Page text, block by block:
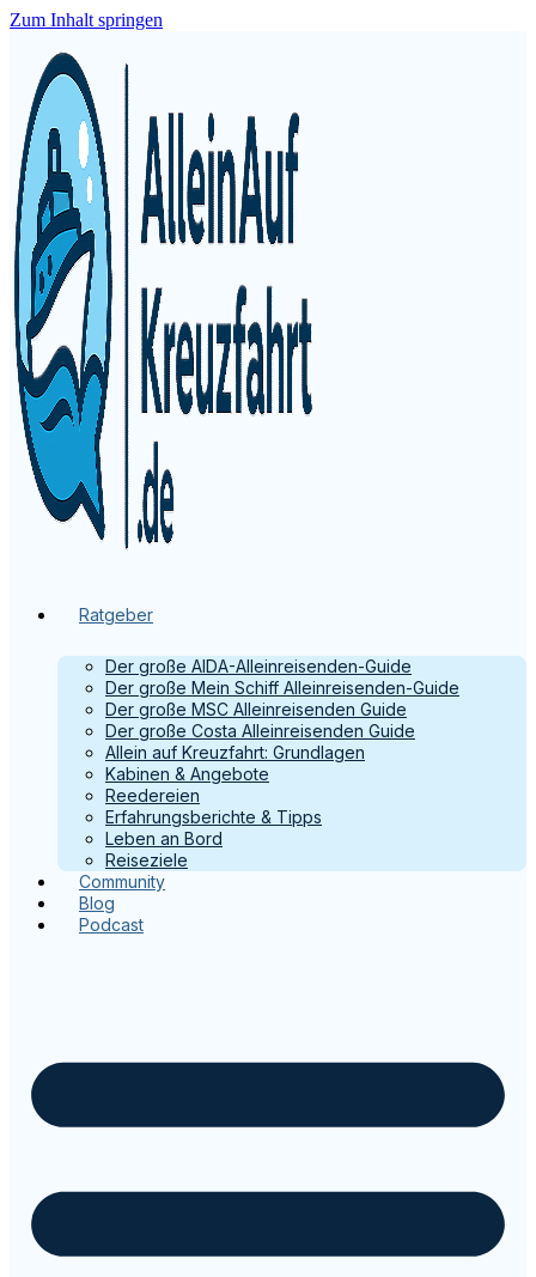
Zum Inhalt springen
Ratgeber
Der große AIDA-Alleinreisenden-Guide
Der große Mein Schiff Alleinreisenden-Guide
Der große MSC Alleinreisenden Guide
Der große Costa Alleinreisenden Guide
Allein auf Kreuzfahrt: Grundlagen
Kabinen & Angebote
Reedereien
Erfahrungsberichte & Tipps
Leben an Bord
Reiseziele
Community
Blog
Podcast